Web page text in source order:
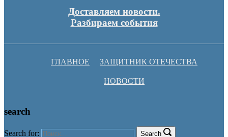
Доставляем новости.
Разбираем события
ГЛАВНОЕ ЗАЩИТНИК ОТЕЧЕСТВА
НОВОСТИ
search
Search for: Search